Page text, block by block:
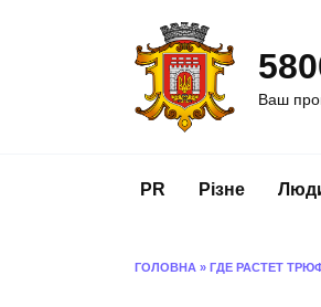
Ваш
PR Різне
ГОЛОВНА » ГДЕ РАСТЕТ